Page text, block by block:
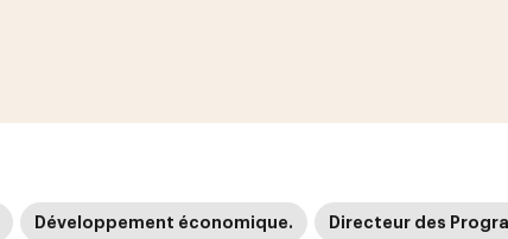
Développement économique. Directeur des